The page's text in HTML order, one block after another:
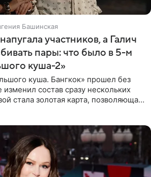
Башинская
участников, а Галич
пары: что было в 5-м
куша-2»
куша. Бангкок» прошел без
состав сразу нескольких
стала золотая карта, позволяющая